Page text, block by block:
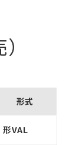
形式
形VAL